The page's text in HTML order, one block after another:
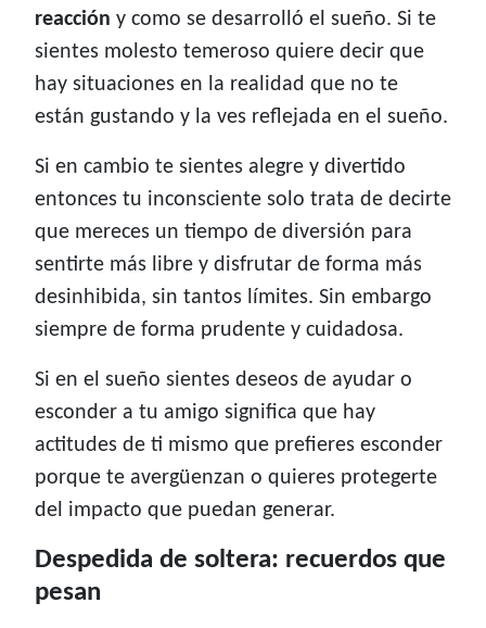
reacción y como se desarrolló el sueño. Si te
sientes molesto temeroso quiere decir que
hay situaciones en la realidad que no te
están gustando y la ves reflejada en el sueño.
Si en cambio te sientes alegre y divertido
entonces tu inconsciente solo trata de decirte
que mereces un tiempo de diversión para
sentirte más libre y disfrutar de forma más
desinhibida, sin tantos límites. Sin embargo
siempre de forma prudente y cuidadosa.
Si en el sueño sientes deseos de ayudar o
esconder a tu amigo significa que hay
actitudes de ti mismo que prefieres esconder
porque te avergüenzan o quieres protegerte
del impacto que puedan generar.
Despedida de soltera: recuerdos que
pesan